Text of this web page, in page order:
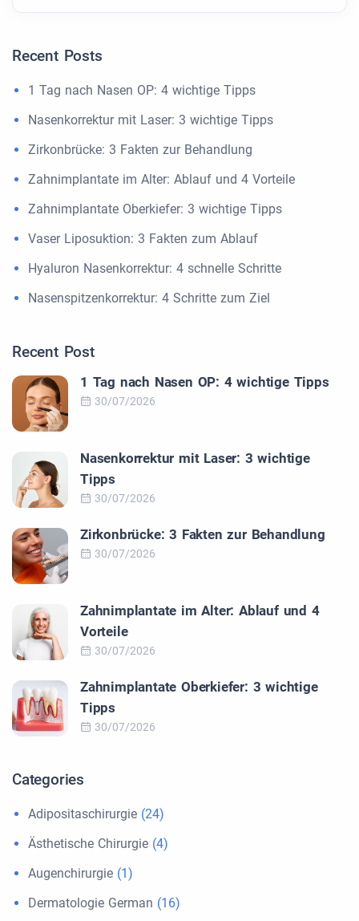
Recent Posts
1 Tag nach Nasen OP: 4 wichtige Tipps
Nasenkorrektur mit Laser: 3 wichtige Tipps
Zirkonbrücke: 3 Fakten zur Behandlung
Zahnimplantate im Alter: Ablauf und 4 Vorteile
Zahnimplantate Oberkiefer: 3 wichtige Tipps
Vaser Liposuktion: 3 Fakten zum Ablauf
Hyaluron Nasenkorrektur: 4 schnelle Schritte
Nasenspitzenkorrektur: 4 Schritte zum Ziel
Recent Post
1 Tag nach Nasen OP: 4 wichtige Tipps
30/07/2026
Nasenkorrektur mit Laser: 3 wichtige
Tipps
30/07/2026
Zirkonbrücke: 3 Fakten zur Behandlung
30/07/2026
Zahnimplantate im Alter: Ablauf und 4
Vorteile
30/07/2026
Zahnimplantate Oberkiefer: 3 wichtige
Tipps
30/07/2026
Categories
Adipositaschirurgie (24)
Ästhetische Chirurgie (4)
Augenchirurgie (1)
Dermatologie German (16)